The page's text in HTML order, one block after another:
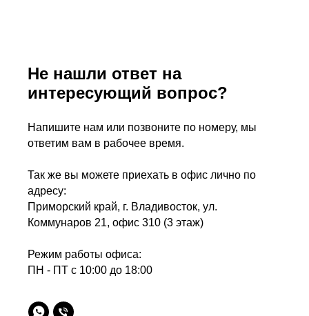
Не нашли ответ на
интересующий вопрос?
Напишите нам или позвоните по номеру, мы
ответим вам в рабочее время.
Так же вы можете приехать в офис лично по
адресу:
Приморский край, г. Владивосток, ул.
Коммунаров 21, офис 310 (3 этаж)
Режим работы офиса:
ПН - ПТ с 10:00 до 18:00